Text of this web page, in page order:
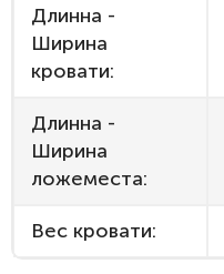
Длинна -
Ширина
кровати:
Длинна -
Ширина
ложеместа:
Вес кровати: